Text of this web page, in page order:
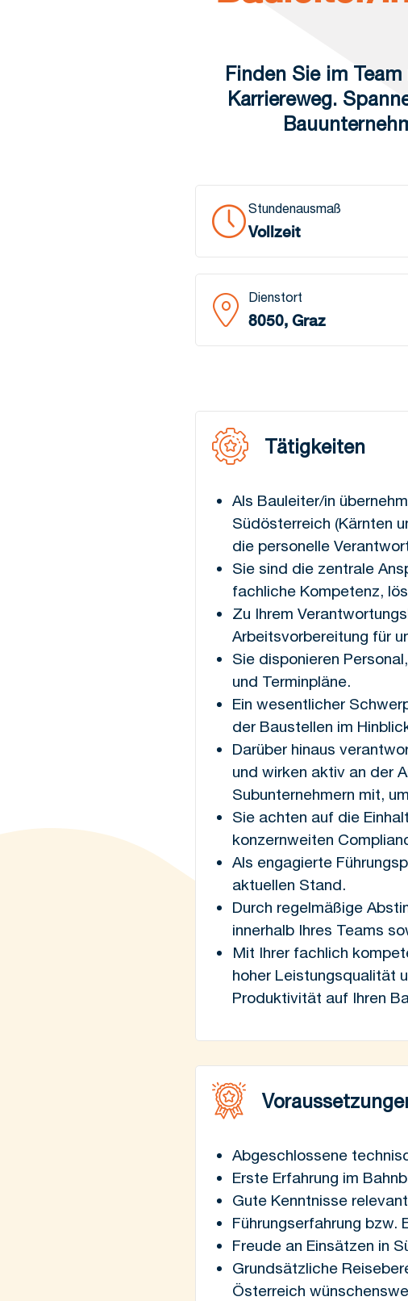
Finden Sie im
Karriereweg.
Stundenausmaß
Vollzeit
Dienstort
8050, Graz
Tätigkeiten
Als Bauleiter/in
Südösterreich (Kärnten
die personelle
Sie sind die zentrale
fachliche Kompetenz,
Zu Ihrem
Arbeitsvorbereitung für
Sie disponieren
und Terminpläne.
Ein wesentlicher
der Baustellen im
Darüber hinaus
und wirken aktiv an der
Subunternehmern mit,
Sie achten auf die
konzernweiten
Als engagierte
aktuellen Stand.
Durch regelmäßige
innerhalb Ihres Teams
Mit Ihrer fachlich
hoher Leistungsqualität
Produktivität auf Ihren
Abgeschlossene
Erste Erfahrung im
Gute Kenntnisse
Führungserfahrung bzw.
Freude an Einsätzen in
Grundsätzliche
Österreich